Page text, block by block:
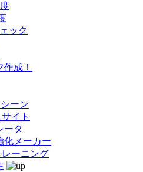
ック
成！
ーン
イト
ータ
化メーカー
ーニング